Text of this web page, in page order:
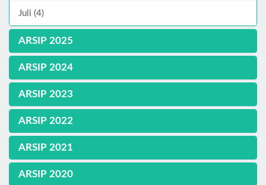
Juli (4)
ARSIP 2025
ARSIP 2024
ARSIP 2023
ARSIP 2022
ARSIP 2021
ARSIP 2020